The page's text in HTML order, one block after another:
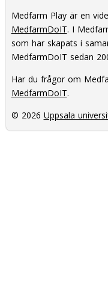
Medfarm Play är en
MedfarmDoIT. I
som har skapats i
MedfarmDoIT sedan
Har du frågor om
MedfarmDoIT.
© 2026 Uppsala